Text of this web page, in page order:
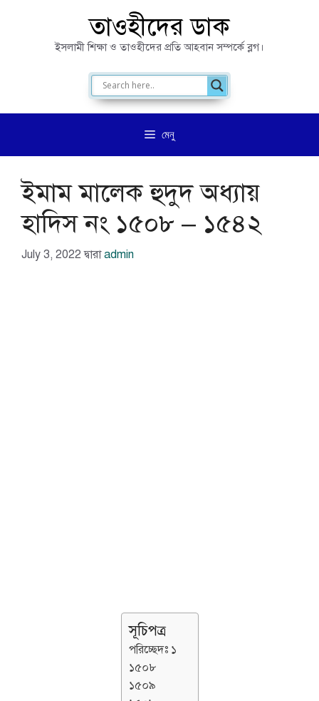
তাওহীদের ডাক
ইসলামী শিক্ষা ও তাওহীদের প্রতি আহবান সম্পর্কে ব্লগ।
মেনু
ইমাম মালেক হুদুদ অধ্যায়
হাদিস নং ১৫০৮ – ১৫৪২
July 3, 2022 দ্বারাadmin
সূচিপত্র
পরিচ্ছেদঃ ১
১৫০৮
১৫০৯